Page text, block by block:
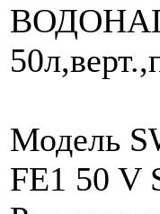
Модель
FE1 50 V